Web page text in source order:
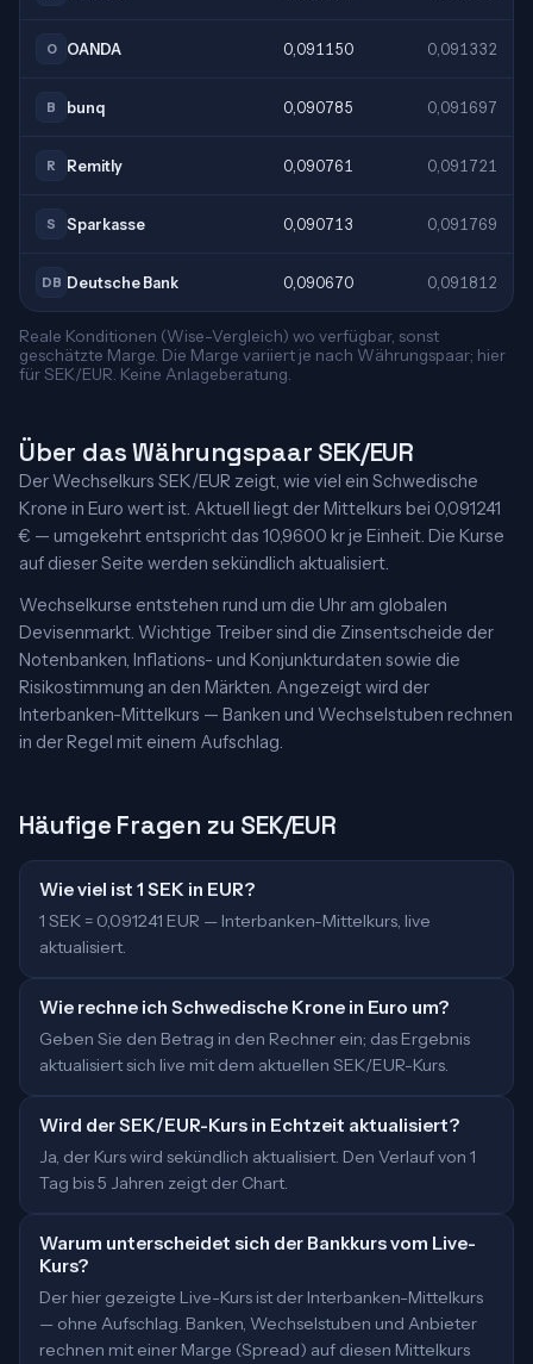
O OANDA 0,091150 0,091332
B bunq 0,090785 0,091697
R Remitly 0,090761 0,091721
S Sparkasse 0,090713 0,091769
DB Deutsche Bank 0,090670 0,091812
Reale Konditionen (Wise-Vergleich) wo verfügbar, sonst
geschätzte Marge. Die Marge variiert je nach Währungspaar; hier
für SEK/EUR. Keine Anlageberatung.
Über das Währungspaar SEK/EUR
Der Wechselkurs SEK/EUR zeigt, wie viel ein Schwedische
Krone in Euro wert ist. Aktuell liegt der Mittelkurs bei 0,091241
€ — umgekehrt entspricht das 10,9600 kr je Einheit. Die Kurse
auf dieser Seite werden sekündlich aktualisiert.
Wechselkurse entstehen rund um die Uhr am globalen
Devisenmarkt. Wichtige Treiber sind die Zinsentscheide der
Notenbanken, Inflations- und Konjunkturdaten sowie die
Risikostimmung an den Märkten. Angezeigt wird der
Interbanken-Mittelkurs — Banken und Wechselstuben rechnen
in der Regel mit einem Aufschlag.
Häufige Fragen zu SEK/EUR
Wie viel ist 1 SEK in EUR?
1 SEK = 0,091241 EUR — Interbanken-Mittelkurs, live
aktualisiert.
Wie rechne ich Schwedische Krone in Euro um?
Geben Sie den Betrag in den Rechner ein; das Ergebnis
aktualisiert sich live mit dem aktuellen SEK/EUR-Kurs.
Wird der SEK/EUR-Kurs in Echtzeit aktualisiert?
Ja, der Kurs wird sekündlich aktualisiert. Den Verlauf von 1
Tag bis 5 Jahren zeigt der Chart.
Warum unterscheidet sich der Bankkurs vom Live-
Kurs?
Der hier gezeigte Live-Kurs ist der Interbanken-Mittelkurs
— ohne Aufschlag. Banken, Wechselstuben und Anbieter
rechnen mit einer Marge (Spread) auf diesen Mittelkurs